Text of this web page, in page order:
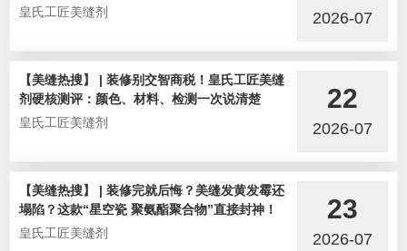
皇氏工匠美缝剂 2026-07
【美缝热搜】 | 装修别交智商税！皇氏工匠美缝
剂硬核测评：颜色、材料、检测一次说清楚
皇氏工匠美缝剂
22
2026-07
【美缝热搜】 | 装修完就后悔？美缝发黄发霉还
塌陷？这款“星空瓷 聚氨酯聚合物”直接封神！
皇氏工匠美缝剂
23
2026-07